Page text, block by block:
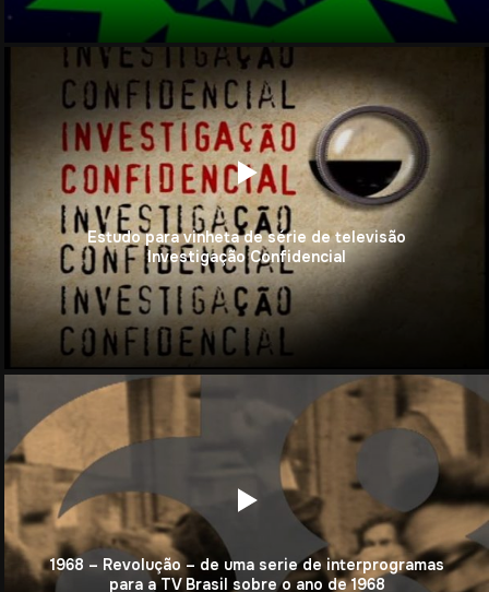
Estudo para vinheta de série de televisão
Investigação Confidencial
1968 – Revolução – de uma serie de interprogramas
para a TV Brasil sobre o ano de 1968